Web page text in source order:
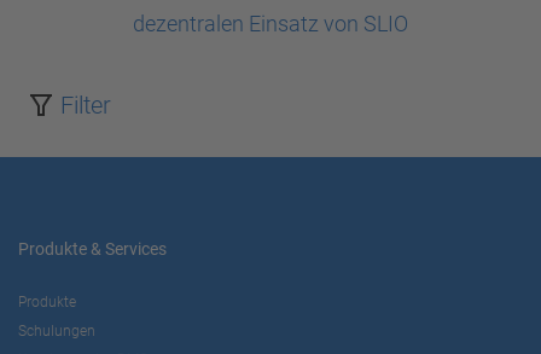
dezentralen Einsatz von SLIO
Filter
Produkte & Services
Produkte
Schulungen